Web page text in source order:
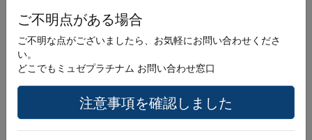
ご不明点がある場合
ご不明な点がございましたら、お気軽にお問い合わせくださ
い。
どこでもミュゼプラチナム お問い合わせ窓口
注意事項を確認しました
必須